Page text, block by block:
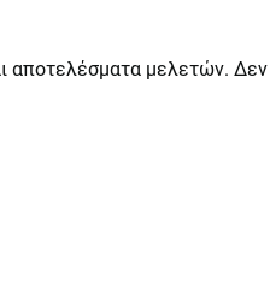
αποτελέσματα μελετών.